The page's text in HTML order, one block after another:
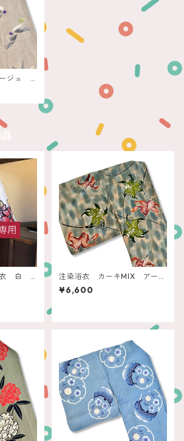
ジュ
衣 白
注染浴衣 カーキMIX アース
カラーリリー
¥6,600